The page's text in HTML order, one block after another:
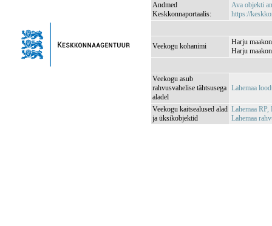
Andmed
Keskkonnaportaalis:
Ava objekti
https://
Veekogu kohanimi
Harju
Harju
Veekogu asub
rahvusvahelise tähtsusega
aladel
Lahemaa
Veekogu kaitsealused alad
ja üksikobjektid
Lahemaa
Lahemaa